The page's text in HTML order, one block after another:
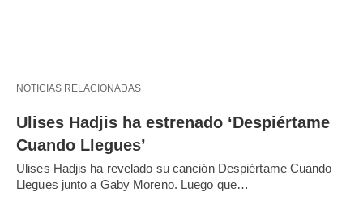
NOTICIAS RELACIONADAS
Ulises Hadjis ha estrenado ‘Despiértame
Cuando Llegues’
Ulises Hadjis ha revelado su canción Despiértame Cuando
Llegues junto a Gaby Moreno. Luego que…